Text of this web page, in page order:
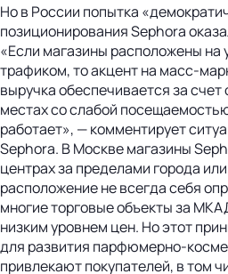
Но в России попытка
позиционирования Sephora
«Если магазины расположены на
трафиком, то акцент на масс-
выручка обеспечивается за
местах со слабой
работает», — комментирует
Sephora. В Москве магазины
центрах за пределами города
расположение не всегда себя
многие торговые объекты за
низким уровнем цен. Но этот
для развития парфюмерно-
привлекают покупателей, в том